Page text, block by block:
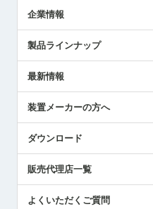
企業情報
ごあいさつ
受賞履歴
採用情報
国/地域/言語
製品ラインナップ
ツールセッタ製品
エアマイクロセンサ製品
最新情報
メトロールの技術
社員ブログ
中小企業のBCP地震対策
センサのテクニカルガイド
社長ブログ
装置メーカーの方へ
ダウンロード
販売代理店一覧
よくいただくご質問